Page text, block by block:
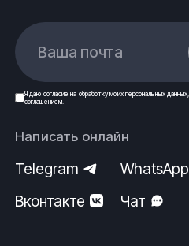
Ваша почта
Я даю согласие на обработку моих персональных данных
соглашением.
Написать онлайн
Telegram
WhatsApp
Вконтакте
Чат